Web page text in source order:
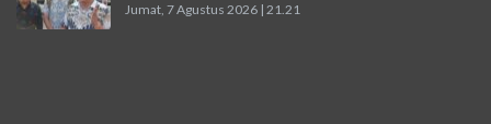
Jumat, 7 Agustus 2026 | 21.21